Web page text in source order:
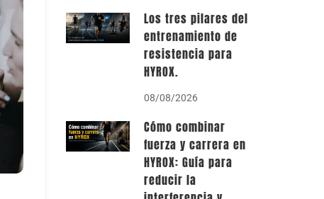
Los tres pilares del
entrenamiento de
resistencia para
HYROX.
08/08/2026
Cómo combinar
fuerza y carrera en
HYROX: Guía para
reducir la